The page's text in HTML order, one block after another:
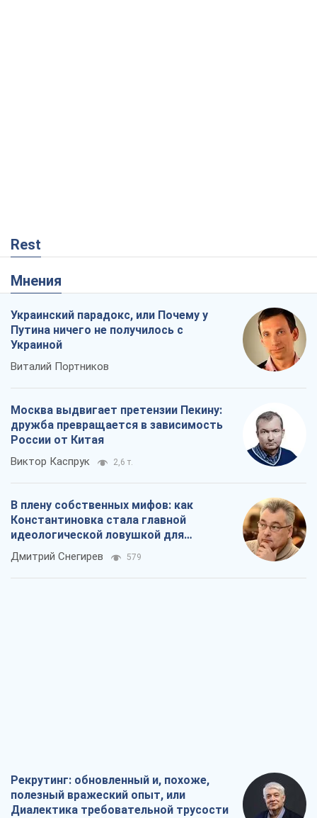
Rest
Мнения
Украинский парадокс, или Почему у
Путина ничего не получилось с
Украиной
Виталий Портников
Москва выдвигает претензии Пекину:
дружба превращается в зависимость
России от Китая
Виктор Каспрук 2,6 т.
В плену собственных мифов: как
Константиновка стала главной
идеологической ловушкой для
российских оккупантов
Дмитрий Снегирев 579
Рекрутинг: обновленный и, похоже,
полезный вражеский опыт, или
Диалектика требовательной трусости